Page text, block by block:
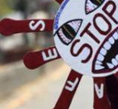
लेखन मुकुल तोमर May
क्या है खबर?